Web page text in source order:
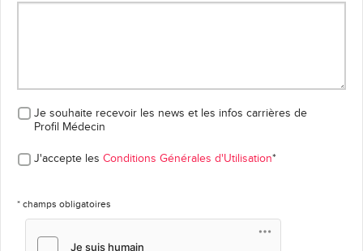
Je souhaite recevoir les news et les infos carrières de
Profil Médecin
J'accepte les Conditions Générales d'Utilisation*
* champs obligatoires